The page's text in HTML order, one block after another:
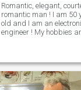
Romantic, elegant,
romantic man ! I am 50 years
old and I am an
engineer ! My hobbies
love travelling around
world I play the saxophone
an